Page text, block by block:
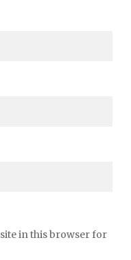
in this browser for